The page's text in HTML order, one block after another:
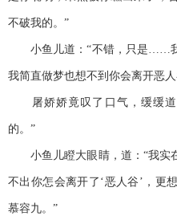
不破我的。”
小鱼儿道：“不错，只是……我
我简直做梦也想不到你会离开恶
屠娇娇竟叹了口气，缓缓道
的。”
小鱼儿瞪大眼睛，道：“我实
不出你怎会离开了‘恶人谷’，更
慕容九。”